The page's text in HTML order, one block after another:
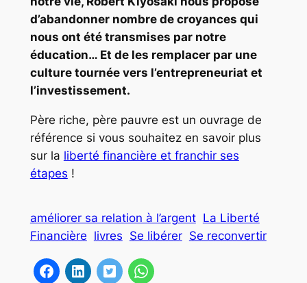
d’abandonner nombre de croyances qui
nous ont été transmises par notre
éducation… Et de les remplacer par une
culture tournée vers l’entrepreneuriat et
l’investissement.
Père riche, père pauvre est un ouvrage de
référence si vous souhaitez en savoir plus
sur la liberté financière et franchir ses
étapes !
améliorer sa relation à l’argent La Liberté
Financière livres Se libérer Se reconvertir